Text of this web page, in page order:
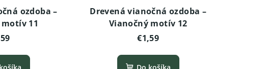
ozdoba –
11
Drevená vianočná ozdoba –
Vianočný motív 12
€1,59